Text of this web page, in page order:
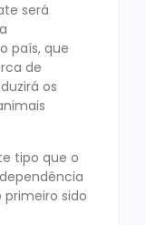
será
país, que
de
os
tipo que o
primeiro sido